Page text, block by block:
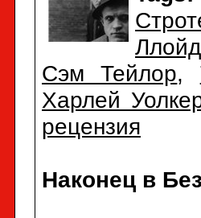
Ллойд
Сэм Тейлор,
Харлей
рецензия
Наконец в